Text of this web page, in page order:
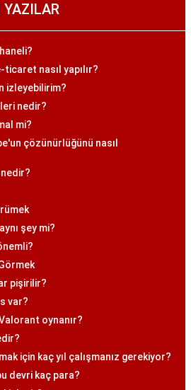
YAZILAR
nasıl yapılır?
izleyebilirim?
nedir?
mi?
çözünürlüğünü nasıl
şey mi?
pişirilir?
var?
oynanır?
için kaç yıl çalışmanız gerekiyor?
devri kaç para?